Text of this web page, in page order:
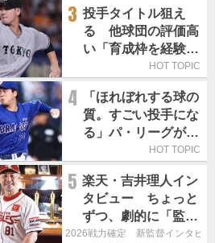
3 投手タイトル狙え
る 他球団の評価高
い「育成枠を経験し
た巨人の左腕」は
HOT TOPIC
4
「ほれぼれする球の
質。すごい投手にな
る」パ・リーグが驚
いた「中日の左腕」
HOT TOPIC
5 楽天・吉井理人イン
タビュー ちょっと
ずつ、劇的に「監督
が代わると何もかも
2026戦力確定 新監督インタビュ